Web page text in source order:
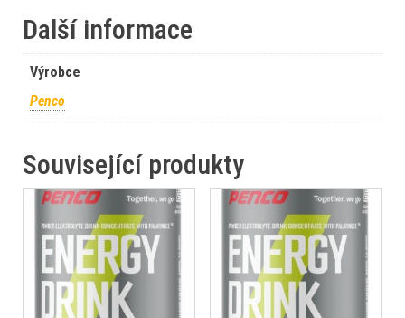
Další informace
Výrobce
Penco
Související produkty